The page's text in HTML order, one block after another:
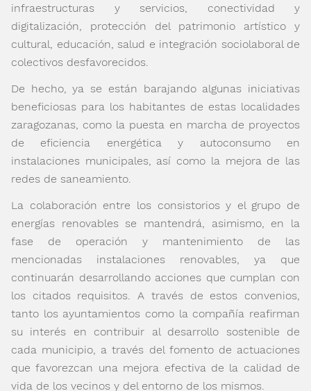
infraestructuras y servicios, conectividad y
digitalización, protección del patrimonio artístico y
cultural, educación, salud e integración sociolaboral de
colectivos desfavorecidos.
De hecho, ya se están barajando algunas iniciativas
beneficiosas para los habitantes de estas localidades
zaragozanas, como la puesta en marcha de proyectos
de eficiencia energética y autoconsumo en
instalaciones municipales, así como la mejora de las
redes de saneamiento.
La colaboración entre los consistorios y el grupo de
energías renovables se mantendrá, asimismo, en la
fase de operación y mantenimiento de las
mencionadas instalaciones renovables, ya que
continuarán desarrollando acciones que cumplan con
los citados requisitos. A través de estos convenios,
tanto los ayuntamientos como la compañía reafirman
su interés en contribuir al desarrollo sostenible de
cada municipio, a través del fomento de actuaciones
que favorezcan una mejora efectiva de la calidad de
vida de los vecinos y del entorno de los mismos.